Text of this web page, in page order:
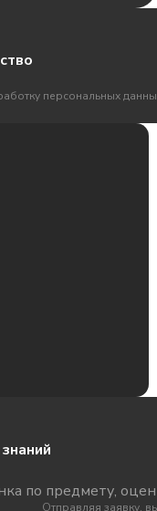
персональных
по предмету,
Отправляя заявку,